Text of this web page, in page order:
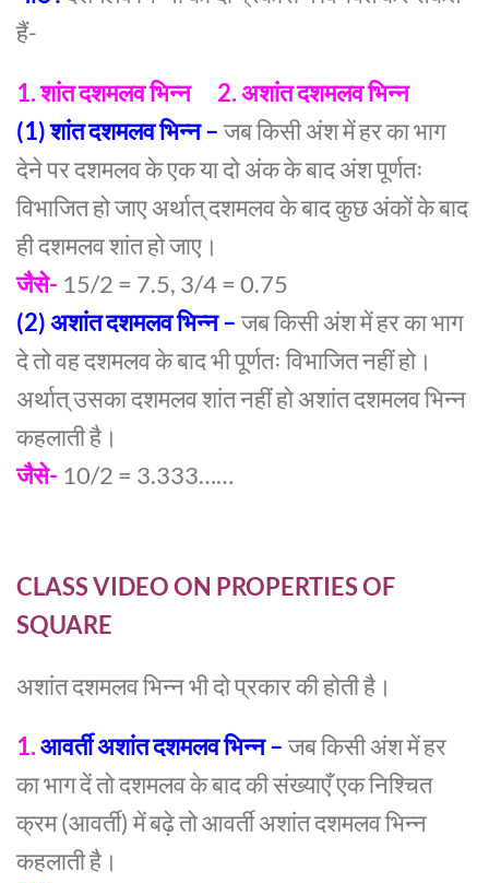
हैं-
1. शांत दशमलव भिन्न 2. अशांत दशमलव भिन्न
(1) शांत दशमलव भिन्न –जब किसी अंश में हर का भाग
देने पर दशमलव के एक या दो अंक के बाद अंश पूर्णतः
विभाजित हो जाए अर्थात् दशमलव के बाद कुछ अंकों के बाद
ही दशमलव शांत हो जाए।
जैसे- 15/2 = 7.5, 3/4 = 0.75
(2) अशांत दशमलव भिन्न –जब किसी अंश में हर का भाग
दे तो वह दशमलव के बाद भी पूर्णतः विभाजित नहीं हो।
अर्थात् उसका दशमलव शांत नहीं हो अशांत दशमलव भिन्न
कहलाती है।
जैसे- 10/2 = 3.333……
CLASS VIDEO ON PROPERTIES OF
SQUARE
अशांत दशमलव भिन्न भी दो प्रकार की होती है।
1.आवर्ती अशांत दशमलव भिन्न –जब किसी अंश में हर
का भाग दें तो दशमलव के बाद की संख्याएँ एक निश्चित
क्रम (आवर्ती) में बढ़े तो आवर्ती अशांत दशमलव भिन्न
कहलाती है।